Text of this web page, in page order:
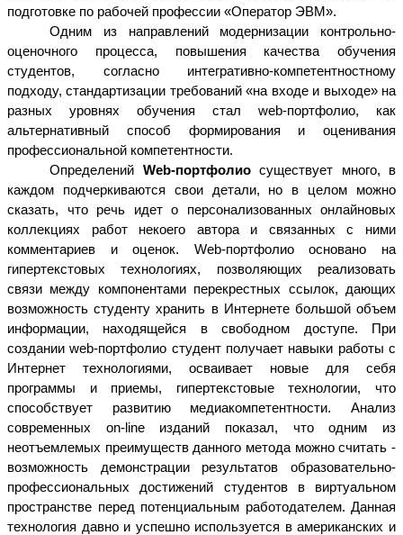
подготовке по рабочей профессии «Оператор ЭВМ».
Одним из направлений модернизации контрольно-
оценочного процесса, повышения качества обучения
студентов, согласно интегративно-компетентностному
подходу, стандартизации требований «на входе и выходе» на
разных уровнях обучения стал web-портфолио, как
альтернативный способ формирования и оценивания
профессиональной компетентности.
Определений Web-портфолиосуществует много, в
каждом подчеркиваются свои детали, но в целом можно
сказать, что речь идет о персонализованных онлайновых
коллекциях работ некоего автора и связанных с ними
комментариев и оценок. Web-портфолио основано на
гипертекстовых технологиях, позволяющих реализовать
связи между компонентами перекрестных ссылок, дающих
возможность студенту хранить в Интернете большой объем
информации, находящейся в свободном доступе. При
создании web-портфолио студент получает навыки работы с
Интернет технологиями, осваивает новые для себя
программы и приемы, гипертекстовые технологии, что
способствует развитию медиакомпетентности. Анализ
современных on-line изданий показал, что одним из
неотъемлемых преимуществ данного метода можно считать -
возможность демонстрации результатов образовательно-
профессиональных достижений студентов в виртуальном
пространстве перед потенциальным работодателем. Данная
технология давно и успешно используется в американских и